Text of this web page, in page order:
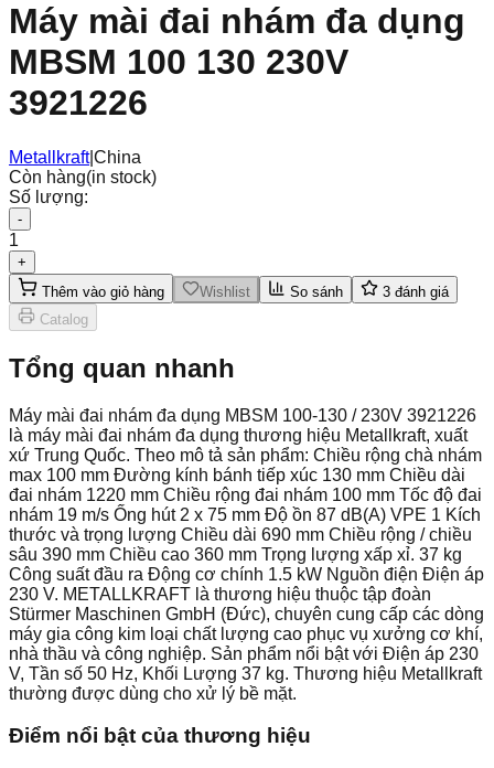
Máy mài đai nhám đa dụng
MBSM 100 130 230V
3921226
Metallkraft|China
Còn hàng(in stock)
Số lượng:
-
1
+
Thêm vào giỏ hàng
Wishlist So sánh 3 đánh giá
Catalog
Tổng quan nhanh
Máy mài đai nhám đa dụng MBSM 100-130 / 230V 3921226
là máy mài đai nhám đa dụng thương hiệu Metallkraft, xuất
xứ Trung Quốc. Theo mô tả sản phẩm: Chiều rộng chà nhám
max 100 mm Đường kính bánh tiếp xúc 130 mm Chiều dài
đai nhám 1220 mm Chiều rộng đai nhám 100 mm Tốc độ đai
nhám 19 m/s Ống hút 2 x 75 mm Độ ồn 87 dB(A) VPE 1 Kích
thước và trọng lượng Chiều dài 690 mm Chiều rộng / chiều
sâu 390 mm Chiều cao 360 mm Trọng lượng xấp xỉ. 37 kg
Công suất đầu ra Động cơ chính 1.5 kW Nguồn điện Điện áp
230 V. METALLKRAFT là thương hiệu thuộc tập đoàn
Stürmer Maschinen GmbH (Đức), chuyên cung cấp các dòng
máy gia công kim loại chất lượng cao phục vụ xưởng cơ khí,
nhà thầu và công nghiệp. Sản phẩm nổi bật với Điện áp 230
V, Tần số 50 Hz, Khối Lượng 37 kg. Thương hiệu Metallkraft
thường được dùng cho xử lý bề mặt.
Điểm nổi bật của thương hiệu